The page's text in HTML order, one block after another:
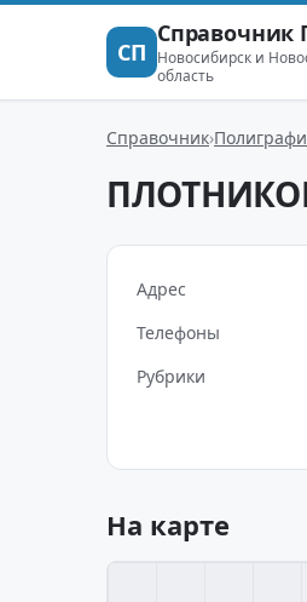
СП
Справочник
Новосибирск и
область
Справочник
Адрес
Телефоны
Рубрики
На карте